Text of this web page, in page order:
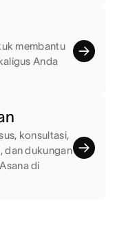
membantu
Anda
konsultasi,
dan dukungan
di